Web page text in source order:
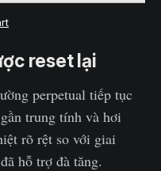
reset lại
perpetual tiếp tục
trung tính và hơi
rõ rệt so với giai
hỗ trợ đà tăng.